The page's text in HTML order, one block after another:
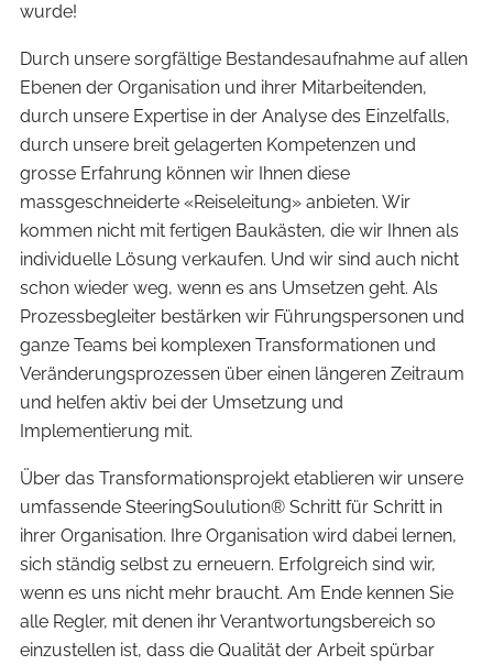
wurde!
Durch unsere sorgfältige Bestandesaufnahme auf allen
Ebenen der Organisation und ihrer Mitarbeitenden,
durch unsere Expertise in der Analyse des Einzelfalls,
durch unsere breit gelagerten Kompetenzen und
grosse Erfahrung können wir Ihnen diese
massgeschneiderte «Reiseleitung» anbieten. Wir
kommen nicht mit fertigen Baukästen, die wir Ihnen als
individuelle Lösung verkaufen. Und wir sind auch nicht
schon wieder weg, wenn es ans Umsetzen geht. Als
Prozessbegleiter bestärken wir Führungspersonen und
ganze Teams bei komplexen Transformationen und
Veränderungsprozessen über einen längeren Zeitraum
und helfen aktiv bei der Umsetzung und
Implementierung mit.
Über das Transformationsprojekt etablieren wir unsere
umfassende SteeringSoulution® Schritt für Schritt in
ihrer Organisation. Ihre Organisation wird dabei lernen,
sich ständig selbst zu erneuern. Erfolgreich sind wir,
wenn es uns nicht mehr braucht. Am Ende kennen Sie
alle Regler, mit denen ihr Verantwortungsbereich so
einzustellen ist, dass die Qualität der Arbeit spürbar